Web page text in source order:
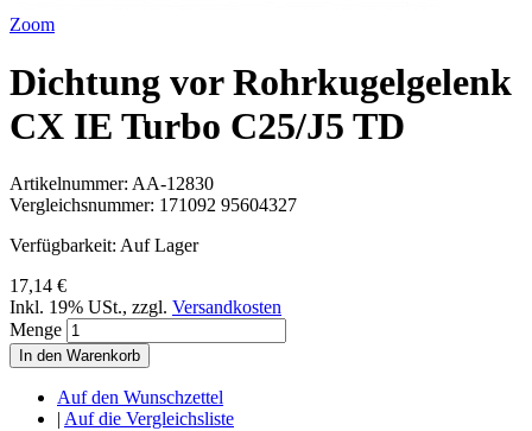
Zoom
Dichtung vor Rohrkugelgelenk
CX IE Turbo C25/J5 TD
Artikelnummer: AA-12830
Vergleichsnummer: 171092 95604327
Verfügbarkeit: Auf Lager
17,14 €
Inkl. 19% USt., zzgl. Versandkosten
Menge
In den Warenkorb
Auf den Wunschzettel
| Auf die Vergleichsliste